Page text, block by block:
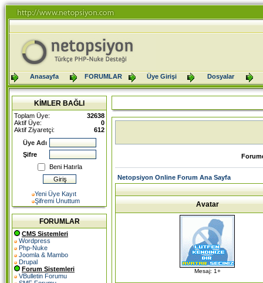
Anasayfa FORUMLAR Üye Girişi Dosyalar
KİMLER BAĞLI
Toplam Üye:
32638
Aktif Üye:
0
Aktif Ziyaretçi:
612
Üye Adı
Şifre
Beni Hatırla
Yeni Üye Kayıt
Şifremi Unuttum
FORUMLAR
CMS Sistemleri
Wordpress
Php-Nuke
Joomla & Mambo
Drupal
Forum Sistemleri
VBulletin Forumu
Netopsiyon Online Forum Ana Sayfa
Avatar
Mesaj: 1+